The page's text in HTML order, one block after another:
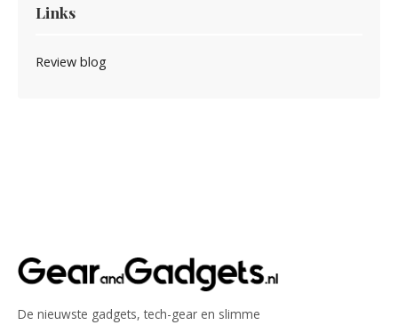
Links
Review blog
De nieuwste gadgets, tech-gear en slimme